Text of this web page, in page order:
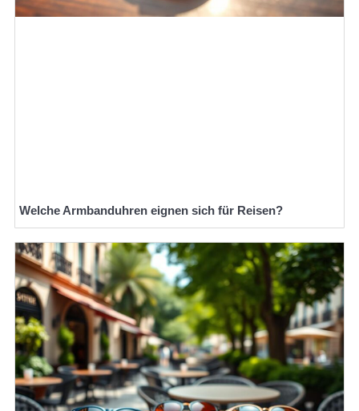
Welche Armbanduhren eignen sich für Reisen?